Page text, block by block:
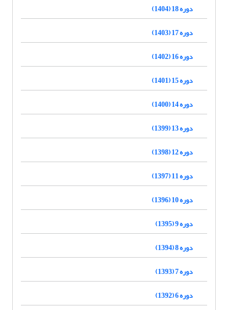
دوره 18 (1404)
دوره 17 (1403)
دوره 16 (1402)
دوره 15 (1401)
دوره 14 (1400)
دوره 13 (1399)
دوره 12 (1398)
دوره 11 (1397)
دوره 10 (1396)
دوره 9 (1395)
دوره 8 (1394)
دوره 7 (1393)
دوره 6 (1392)